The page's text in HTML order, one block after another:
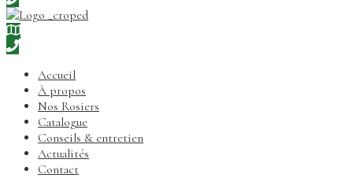
Accueil
À propos
Nos Rosiers
Catalogue
Conseils & entretien
Actualités
Contact